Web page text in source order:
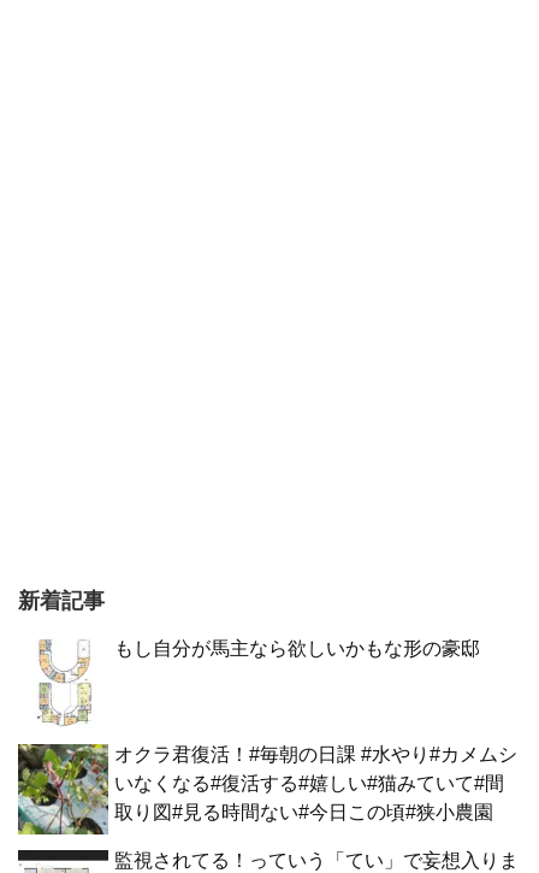
新着記事
もし自分が馬主なら欲しいかもな形の豪邸
オクラ君復活！#毎朝の日課 #水やり#カメムシ
いなくなる#復活する#嬉しい#猫みていて#間
取り図#見る時間ない#今日この頃#狭小農園
監視されてる！っていう「てい」で妄想入りま